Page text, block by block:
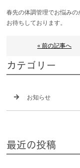
春先の体調管理でお悩みの
お待ちしております。
« 前の記事へ
カテゴリー
お知らせ
最近の投稿